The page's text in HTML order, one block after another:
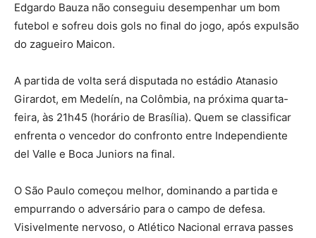
Edgardo Bauza não conseguiu desempenhar um bom
futebol e sofreu dois gols no final do jogo, após expulsão
do zagueiro Maicon.
A partida de volta será disputada no estádio Atanasio
Girardot, em Medelín, na Colômbia, na próxima quarta-
feira, às 21h45 (horário de Brasília). Quem se classificar
enfrenta o vencedor do confronto entre Independiente
del Valle e Boca Juniors na final.
O São Paulo começou melhor, dominando a partida e
empurrando o adversário para o campo de defesa.
Visivelmente nervoso, o Atlético Nacional errava passes